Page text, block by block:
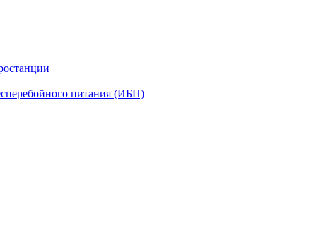
питания (ИБП)